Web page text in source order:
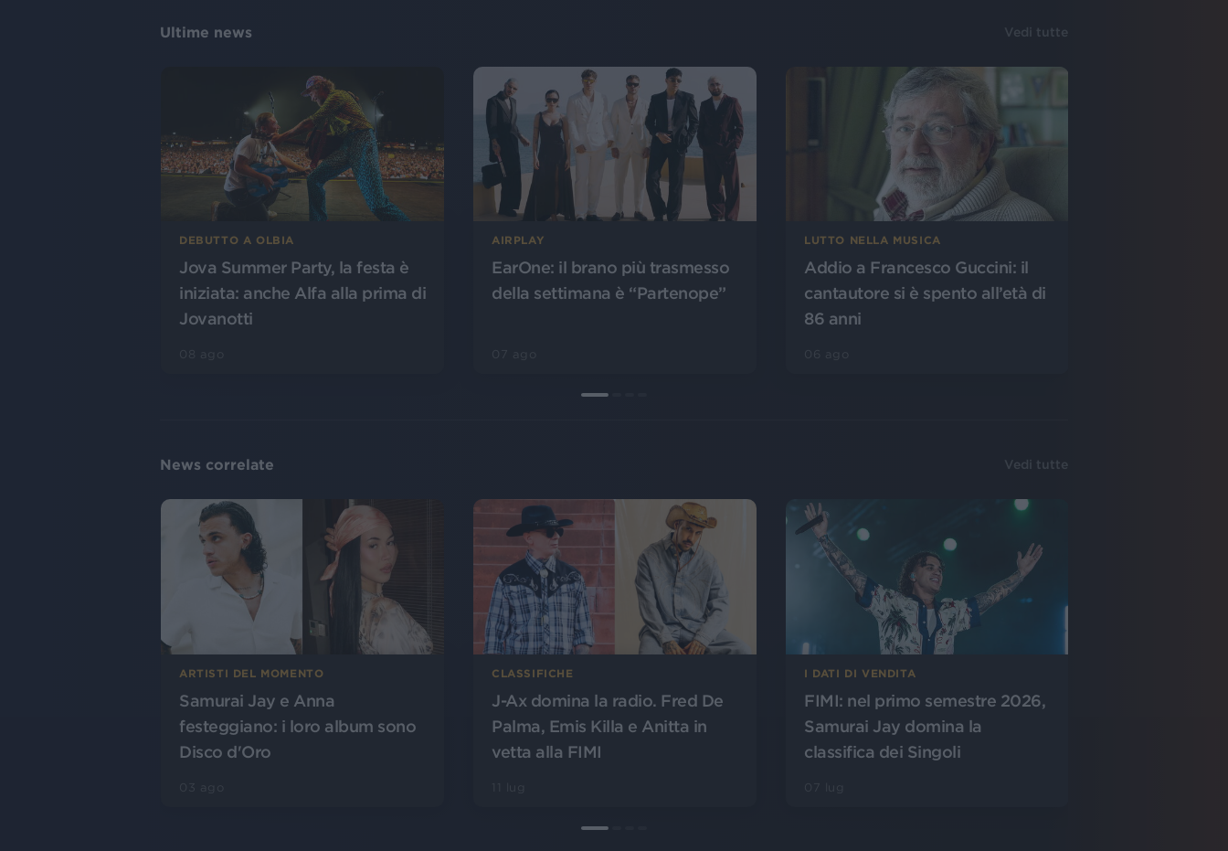
Ultime news Vedi tutte
DEBUTTO A OLBIA
Jova Summer Party, la festa è
iniziata: anche Alfa alla prima di
Jovanotti
AIRPLAY
EarOne: il brano più trasmesso
della settimana è “Partenope”
LUTTO NELLA MUSICA
Addio a Francesco Guccini: il
cantautore si è spento all’età di
86 anni
News correlate Vedi tutte
ARTISTI DEL MOMENTO
Samurai Jay e Anna
festeggiano: i loro album sono
Disco d'Oro
CLASSIFICHE
J-Ax domina la radio. Fred De
Palma, Emis Killa e Anitta in
vetta alla FIMI
I DATI DI VENDITA
FIMI: nel primo semestre 2026,
Samurai Jay domina la
classifica dei Singoli